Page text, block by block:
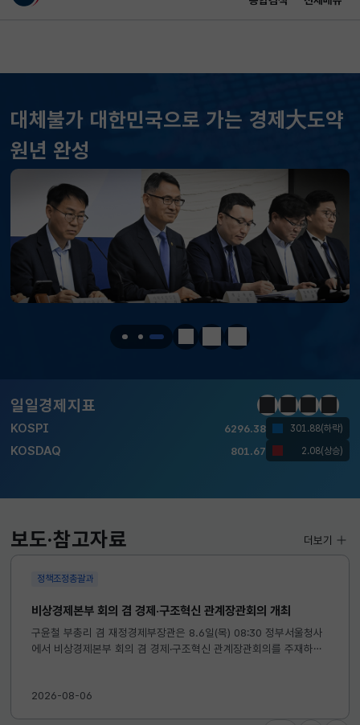
대체불가 대한민국으로 가는 경제大도약
원년 완성
정지 이전 다음
일일경제지표
KOSPI 6296.38 301.88(하락)
KOSDAQ
국고채(3년) 3.742 0.073(상승)
달러-원 1424.9000 0.2000(상승)
KOSPI 6296.38 301.88(하락)
KOSDAQ 801.67 2.08(상승)
KOSPI 6296.38 301.88(하락)
KOSDAQ 801.67 2.08(상승)
국고채(3년)
정지이전다음일일경
보도·참고자료
정책조정총괄과
비상경제본부 회의 겸 경제·구조혁신 관계장관회의 개최
구윤철 부총리 겸 재정경제부장관은 8.6일(목) 08:30 정부서울청사
에서 비상경제본부 회의 겸 경제·구조혁신 관계장관회의를 주재하였
2026-08-06
더보기